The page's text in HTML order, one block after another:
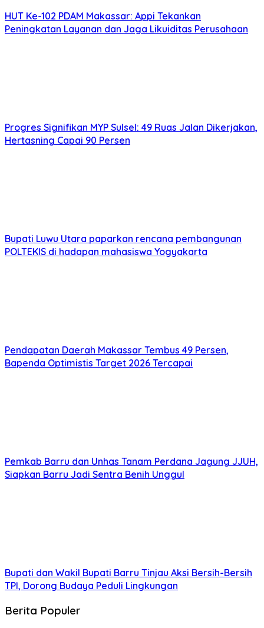
HUT Ke-102 PDAM Makassar: Appi Tekankan
Peningkatan Layanan dan Jaga Likuiditas Perusahaan
Progres Signifikan MYP Sulsel: 49 Ruas Jalan Dikerjakan,
Hertasning Capai 90 Persen
Bupati Luwu Utara paparkan rencana pembangunan
POLTEKIS di hadapan mahasiswa Yogyakarta
Pendapatan Daerah Makassar Tembus 49 Persen,
Bapenda Optimistis Target 2026 Tercapai
Pemkab Barru dan Unhas Tanam Perdana Jagung JJUH,
Siapkan Barru Jadi Sentra Benih Unggul
Bupati dan Wakil Bupati Barru Tinjau Aksi Bersih-Bersih
TPI, Dorong Budaya Peduli Lingkungan
Berita Populer